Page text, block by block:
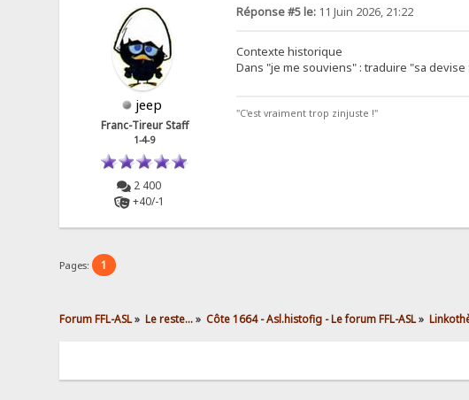
jeep
Franc-Tireur Staff
1-4-9
2 400
+40/-1
Réponse #5 le:11 Juin 2026, 21:22
Contexte historique
Dans "je me souviens" : traduire "sa
"C'est vraiment trop zinjuste !"
Pages: 1
Forum FFL-ASL» Le reste...» Côte 1664 - Asl.histofig - Le forum FFL-ASL»